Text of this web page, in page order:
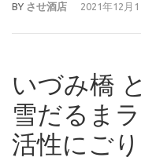
BY させ酒店 2021年12月1
いづみ橋
雪だるま
活性にごり